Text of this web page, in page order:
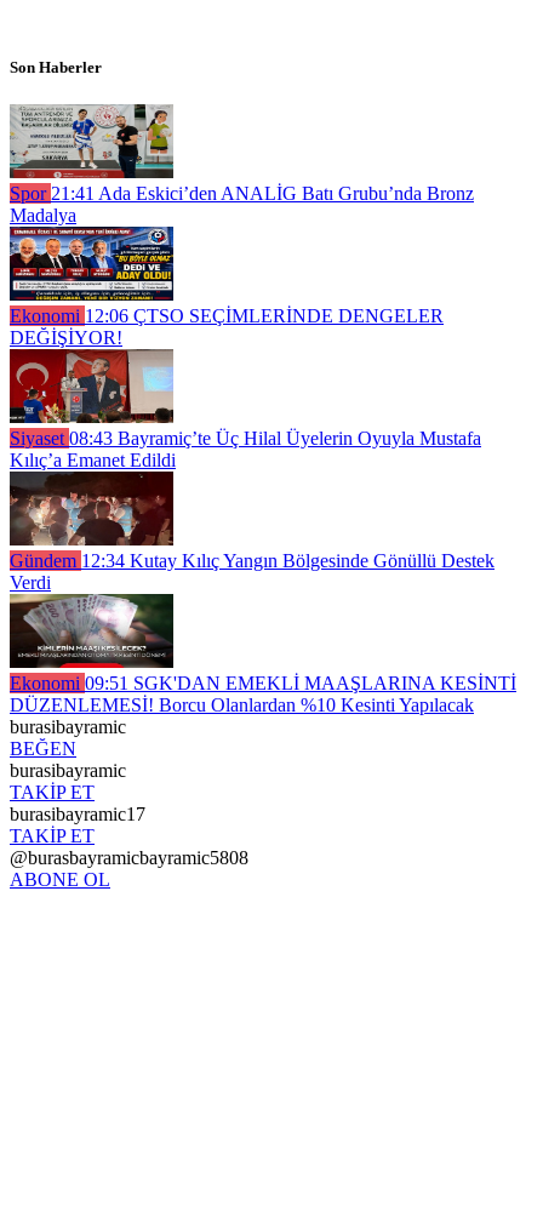
Son Haberler
Spor 21:41 Ada Eskici’den ANALİG Batı Grubu’nda Bronz
Madalya
Ekonomi 12:06 ÇTSO SEÇİMLERİNDE DENGELER
DEĞİŞİYOR!
Siyaset 08:43 Bayramiç’te Üç Hilal Üyelerin Oyuyla Mustafa
Kılıç’a Emanet Edildi
Gündem 12:34 Kutay Kılıç Yangın Bölgesinde Gönüllü Destek
Verdi
Ekonomi 09:51 SGK'DAN EMEKLİ MAAŞLARINA KESİNTİ
DÜZENLEMESİ! Borcu Olanlardan %10 Kesinti Yapılacak
burasibayramic
BEĞEN
burasibayramic
TAKİP ET
burasibayramic17
TAKİP ET
@burasbayramicbayramic5808
ABONE OL